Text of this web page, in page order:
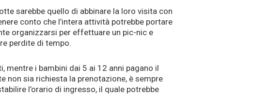
sarebbe quello di abbinare la loro visita con
conto che l’intera attività potrebbe portare
organizzarsi per effettuare un pic-nic e
perdite di tempo.
mentre i bambini dai 5 ai 12 anni pagano il
non sia richiesta la prenotazione, è sempre
l’orario di ingresso, il quale potrebbe